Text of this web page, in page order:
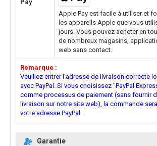
Pay
Apple Pay est facile à utiliser et
les appareils Apple que vous
jours. Vous pouvez acheter en
de nombreux magasins,
web sans contact.
Remarque :
Veuillez entrer l'adresse de livraison correcte
avec PayPal. Si vous choisissez "PayPal
comme processus de paiement (sans fournir
livraison sur notre site web), la commande
votre adresse PayPal.
Garantie